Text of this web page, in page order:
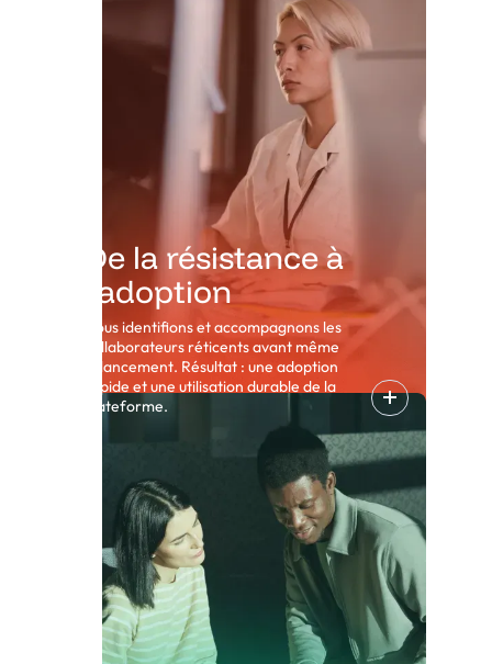
De la résistance à
l'adoption
Nous identifions et accompagnons les
collaborateurs réticents avant même
le lancement. Résultat : une adoption
rapide et une utilisation durable de la
plateforme.